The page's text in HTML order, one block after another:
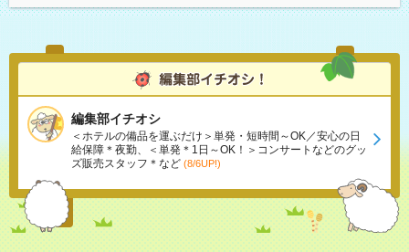
編集部イチオシ
＜ホテルの備品を運ぶだけ＞単発・短時間～OK／安心の日
給保障＊夜勤、＜単発＊1日～OK！＞コンサートなどのグッ
ズ販売スタッフ＊など (8/6UP!)